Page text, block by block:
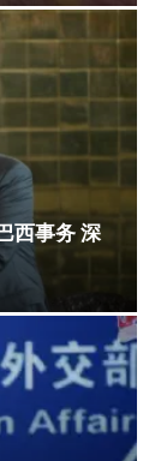
西事务 深